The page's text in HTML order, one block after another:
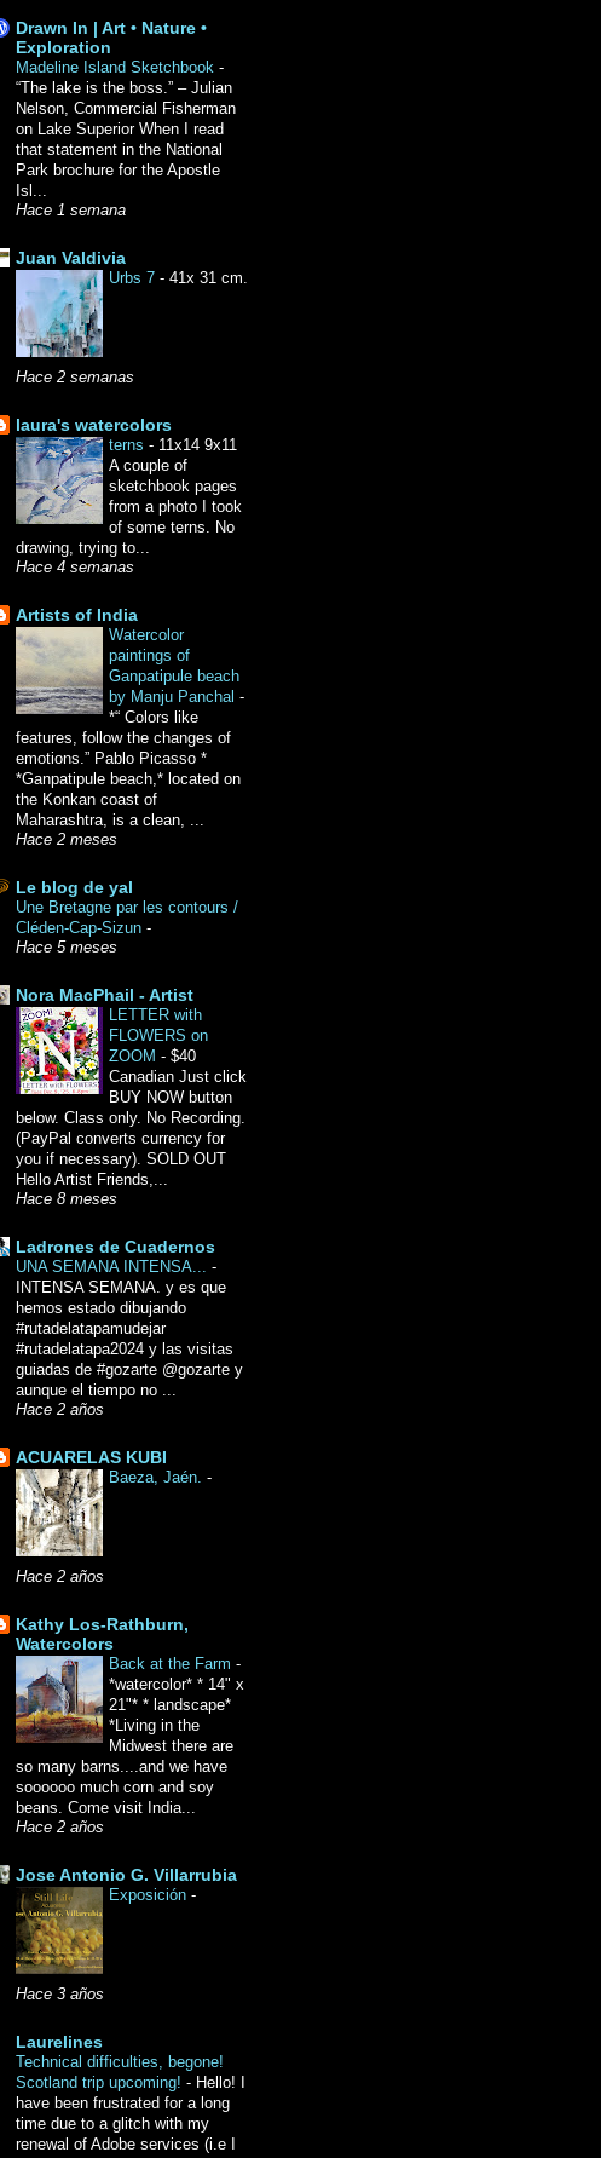
Drawn In | Art • Nature •
Exploration
Madeline Island Sketchbook -
“The lake is the boss.” – Julian
Nelson, Commercial Fisherman
on Lake Superior When I read
that statement in the National
Park brochure for the Apostle
Isl...
Hace 1 semana
Juan Valdivia
Urbs 7 - 41x 31 cm.
Hace 2 semanas
laura's watercolors
terns - 11x14 9x11
A couple of
sketchbook pages
from a photo I took
of some terns. No
drawing, trying to...
Hace 4 semanas
Artists of India
Watercolor
paintings of
Ganpatipule beach
by Manju Panchal -
*“ Colors like
features, follow the changes of
emotions.” Pablo Picasso *
*Ganpatipule beach,* located on
the Konkan coast of
Maharashtra, is a clean, ...
Hace 2 meses
Le blog de yal
Une Bretagne par les contours /
Cléden-Cap-Sizun -
Hace 5 meses
Nora MacPhail - Artist
LETTER with
FLOWERS on
ZOOM - $40
Canadian Just click
BUY NOW button
below. Class only. No Recording.
(PayPal converts currency for
you if necessary). SOLD OUT
Hello Artist Friends,...
Hace 8 meses
Ladrones de Cuadernos
UNA SEMANA INTENSA... -
INTENSA SEMANA. y es que
hemos estado dibujando
#rutadelatapamudejar
#rutadelatapa2024 y las visitas
guiadas de #gozarte @gozarte y
aunque el tiempo no ...
Hace 2 años
ACUARELAS KUBI
Baeza, Jaén. -
Hace 2 años
Kathy Los-Rathburn,
Watercolors
Back at the Farm -
*watercolor* * 14" x
21"* * landscape*
*Living in the
Midwest there are
so many barns....and we have
soooooo much corn and soy
beans. Come visit India...
Hace 2 años
Jose Antonio G. Villarrubia
Exposición -
Hace 3 años
Laurelines
Technical difficulties, begone!
Scotland trip upcoming! - Hello! I
have been frustrated for a long
time due to a glitch with my
renewal of Adobe services (i.e I